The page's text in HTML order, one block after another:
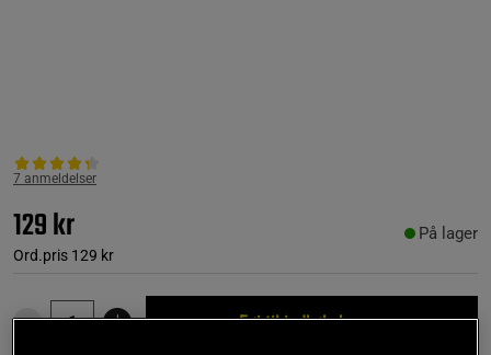
7 anmeldelser
129 kr
Ord.pris 129 kr
På lager
Føj til indkøbskurven